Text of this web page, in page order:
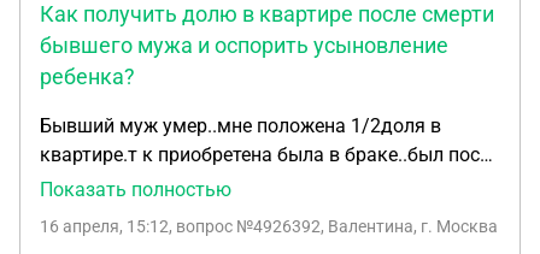
использование муниципальной территории в
частности парковки.
Как получить долю в квартире после смерти
бывшего мужа и оспорить усыновление
ребенка?
Бывший муж умер..мне положена 1/2доля в
квартире.т к приобретена была в браке..был после
меня не женат и я не замужем после развода с
удочерил ребенка неизвестного происхождения..т
Показать полностью
16 апреля, 15:12, вопрос №4926392, Валентина, г. Москва